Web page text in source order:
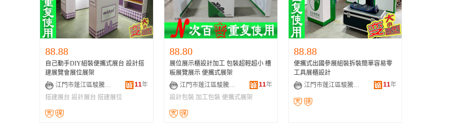
88.88
自己動手DIY組裝便攜式展台 設計搭
建展覽會展位展架
江門市蓬江區駿騰展覽展示器材廠
11年
搭建展台 設計展台 搭建展位
88.80
展位展示櫃設計加工 包裝超輕超小 槽
板展覽展示 便攜式展架
江門市蓬江區駿騰展覽展示器材廠
11年
設計包裝 加工包裝 便攜式展架
88.88
便攜式出國參展組裝拆裝簡單容易零
工具展櫃設計
江門市蓬江區駿騰展覽展示器材廠
11年